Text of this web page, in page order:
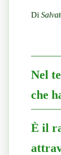
Di
Nel
che
È il